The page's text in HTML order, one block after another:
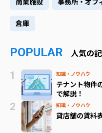
商業施設 事務所・オフ
倉庫
POPULAR 人気の
知識・ノウハウ
テナント物件
で解説！
知識・ノウハウ
貸店舗の賃料